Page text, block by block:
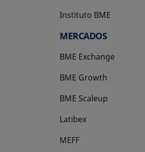
Instituto BME
se abre en una
MERCADOS
BME Exchange
BME Growth
se abre en una
BME Scaleup
se abre en una
Latibex
se abre en una
MEFF
se abre en una